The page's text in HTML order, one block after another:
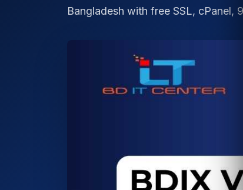
Bangladesh with free SSL, cPanel,